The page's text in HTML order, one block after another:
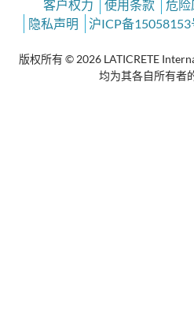
客户权力 使用条款
危险
隐私声明
沪ICP备15058153
版权所有 © 2026 LATICRETE
均为其各自所有者